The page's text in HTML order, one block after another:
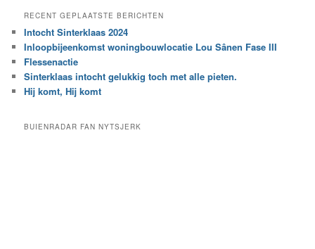
a
e
e
n
b
e
a
k
i
n
h
e
t
c
RECENT GEPLAATSTE BERICHTEN
Intocht Sinterklaas 2024
Inloopbijeenkomst woningbouwlocatie Lou Sânen Fase III
Flessenactie
Sinterklaas intocht gelukkig toch met alle pieten.
Hij komt, Hij komt
BUIENRADAR FAN NYTSJERK